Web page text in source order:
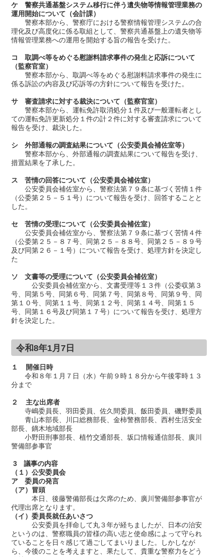
ケ 警察共通基盤システム移行に伴う遺失物等情報管理業務の
運用開始について（会計課）
警察本部から、警察庁における警察情報管理システムの合
理化及び高度化に係る取組として、警察共通基盤上の遺失物等
情報管理業務への運用を開始する旨の報告を受けた。
コ 取調べ等をめぐる慰謝料請求事件の発生と応訴について
（監察官室）
警察本部から、取調べ等をめぐる慰謝料請求事件の発生に
係る訴訟の内容及び応訴等の方針について報告を受けた。
サ 審査請求に対する裁決について（監察官室）
警察本部から、運転免許取消処分１件及び一般運転者とし
ての運転免許更新処分１件の計２件に対する審査請求について
報告を受け、裁決した。
シ 外部通報の調査結果について（公安委員会補佐室等）
警察本部から、外部通報の調査結果について報告を受け、
措置結果を了承した。
ス 苦情の回答について（公安委員会補佐室）
公安委員会補佐室から、警察法第７９条に基づく苦情１件
（公委第２５－５１号）について報告を受け、回答することと
した。
セ 苦情の受理について（公安委員会補佐室）
公安委員会補佐室から、警察法第７９条に基づく苦情４件
（公委第２５－８７号、同第２５－８８号、同第２５－８９号
及び同第２６－１号）について報告を受け、処理方針を決定し
た
ソ 文書等の受理について（公安委員会補佐室）
公安委員会補佐室から、文書受理等１３件（公委収第３
号、同第５号、同第６号、同第７号、同第８号、同第９号、同
第１０号、同第１１号、同第１２号、同第１４号、同第１５
号、同第１６号及び同第１７号）について報告を受け、処理方
針を決定した。
令和8年1月7日
１ 開催日時
令和８年１月７日（水）午前９時１８分から午後零時１３
分まで
２ 主な出席者
寺嶋委員長、羽田委員、佐久間委員、飯田委員、磯野委員
青山本部長、川口総務部長、金柿警務部長、西村生活安全
部長、鏑木地域部長
小野田刑事部長、植竹交通部長、坂口情報通信部長、廣川
警備部参事官
3 議事の内容
（１）公安委員会
ア 委員の発言
（ア）冒頭
本日、後藤警備部長は欠席のため、廣川警備部参事官が
代理出席となります。
（イ）委員長就任あいさつ
公安委員を拝命して丸３年が経ちましたが、日本の治安
というのは、警察職員の皆様の高い志と使命感によって守られ
ていることを日々感じて過ごしてまいりました。しかしなが
ら、今後のことを考えますと、果たして、貴重な警察力をどう